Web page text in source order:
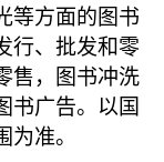
等方面的图书
行、批发和零
售，图书冲洗
书广告。以国
准。